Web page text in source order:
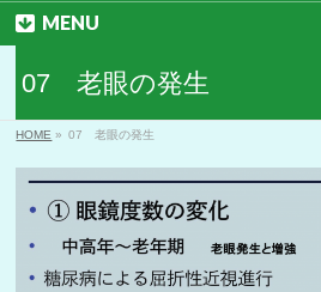
MENU
07 老眼の発生
HOME » 07 老眼の発生